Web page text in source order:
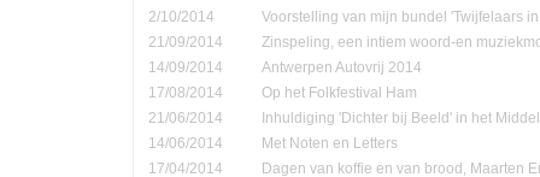
2/10/2014
Voorstelling van mijn bundel 'Twijfelaars
21/09/2014
Zinspeling, een intiem woord-en
14/09/2014
Antwerpen Autovrij 2014
17/08/2014
Op het Folkfestival Ham
21/06/2014
Inhuldiging 'Dichter bij Beeld' in het
14/06/2014
Met Noten en Letters
17/04/2014
Dagen van koffie en van brood, Maarten